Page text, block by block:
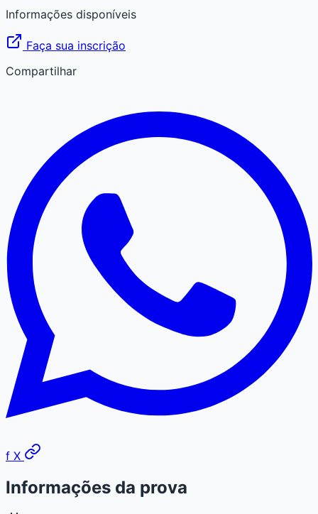
Informações disponíveis
Faça sua inscrição
Compartilhar
f X
Informações da prova